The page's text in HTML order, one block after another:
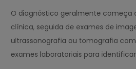
O diagnóstico geralmente começa
clínica, seguida de exames de
ultrassonografia ou tomografia
exames laboratoriais para